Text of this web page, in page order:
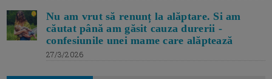
Nu am vrut să renunț la alăptare. Si am
căutat până am găsit cauza durerii -
confesiunile unei mame care alăptează
27/3/2026